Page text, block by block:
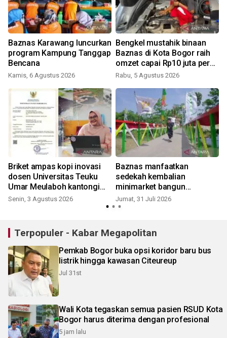
Baznas Karawang luncurkan
program Kampung Tanggap
Bencana
Kamis, 6 Agustus 2026
Bengkel mustahik binaan
Baznas di Kota Bogor raih
omzet capai Rp10 juta per
bulan
Rabu, 5 Agustus 2026
Briket ampas kopi inovasi
dosen Universitas Teuku
Umar Meulaboh kantongi
sertifikat paten
Senin, 3 Agustus 2026
Baznas manfaatkan
sedekah kembalian
minimarket bangun
jembatan di Sukabumi
Jumat, 31 Juli 2026
Terpopuler - Kabar Megapolitan
Pemkab Bogor buka opsi koridor baru bus
listrik hingga kawasan Citeureup
Jul 31st
Wali Kota tegaskan semua pasien RSUD Kota
Bogor harus diterima dengan profesional
5 jam lalu